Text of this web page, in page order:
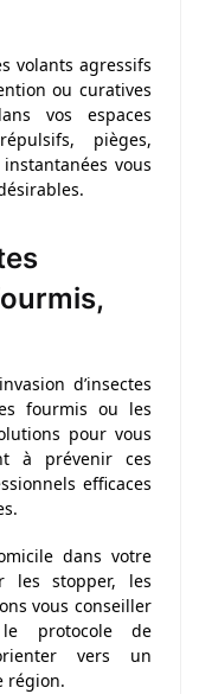
volants agressifs
ou curatives
vos espaces
pièges,
vous
d’insectes
fourmis ou les
pour vous
à prévenir ces
efficaces
dans votre
les stopper, les
vous conseiller
protocole de
vers un
région.